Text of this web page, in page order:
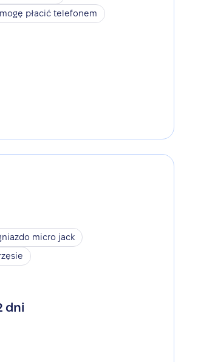
płacić telefonem
micro jack
dni